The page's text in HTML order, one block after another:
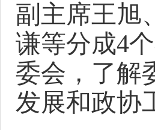
副主席王旭
谦等分成4
委会，了解
发展和政协